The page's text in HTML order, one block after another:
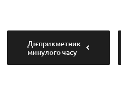
Дієприкметник
минулого часу